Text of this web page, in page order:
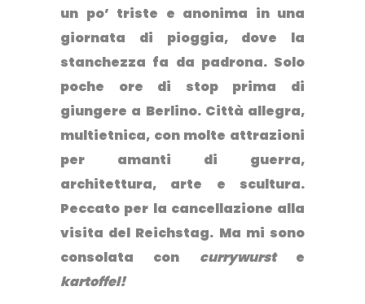
un po’ triste e anonima in una
giornata di pioggia, dove la
stanchezza fa da padrona. Solo
poche ore di stop prima di
giungere a Berlino. Città allegra,
multietnica, con molte attrazioni
per amanti di guerra,
architettura, arte e scultura.
Peccato per la cancellazione alla
visita del Reichstag. Ma mi sono
consolata con currywurst e
kartoffel!